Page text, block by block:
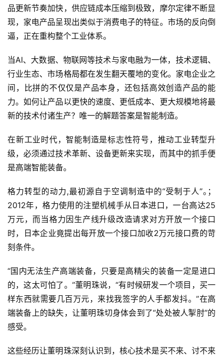
品更新节奏加快，供应链成本压缩到极致，摩尔定律不断显
现，家电产品呈现出类似于消费电子的特征。市场的反向倒
逼，正在重构整个工业体系。
当AI、大数据、物联网等技术与家电融为一体，技术逻辑、
行业生态、市场格局都在发生翻天覆地的变化。家电企业之
间，比拼的不仅仅是产品本身，还包括高效创造产品的能
力。如何让产品以更快的速度、更低成本、更大规模地将最
新的技术付诸生产？唯一的解题答案是智能制造。
在新工业时代，智能制造是标志性符号，推动工业转型升
级，必须通过技术革新、设备更新来实现，而其中的抓手便
是高端智能装备。
格力转型的动力,最初源自于空调制造中的“受制于人”｡；
2012年，格力使用的注塑机械手从日本进口，一台高达25
万元，而当格力因生产线升级改造请求对方开放一个接口
时，日本企业竟提出每开放一个接口加收2万元接口费的苛
刻条件。
“国内无法生产高端装备，只要是高精尖的装备一定是进口
的，这太可怕了。”董明珠说，“有时候研发一个项目，买一
样东西就需要几百万元，来找我签字的人手都发抖。”在高
端装备上的缺失，让董明珠切身体会到了“处处被人掣肘”的
感受。
这些经历让董明珠深刻认识到，核心技术是买不来、讨不来